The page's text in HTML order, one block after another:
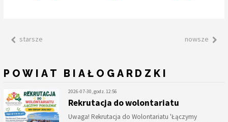
starsze nowsze
POWIAT BIAŁOGARDZKI
2026-07-30, godz. 12:56
Rekrutacja do wolontariatu
Uwaga! Rekrutacja do Wolontariatu 'Łączymy